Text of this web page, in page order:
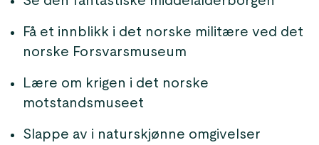
Få et innblikk i det norske militære ved det
norske Forsvarsmuseum
Lære om krigen i det norske
motstandsmuseet
Slappe av i naturskjønne omgivelser